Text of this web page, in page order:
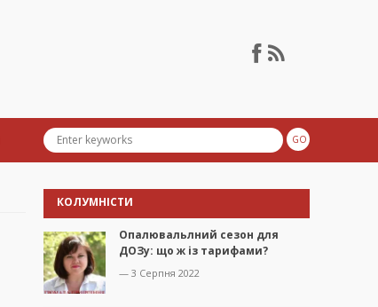
КОЛУМНІСТИ
Опалювальлний сезон для
ДОЗу: що ж із тарифами?
— 3 Серпня 2022